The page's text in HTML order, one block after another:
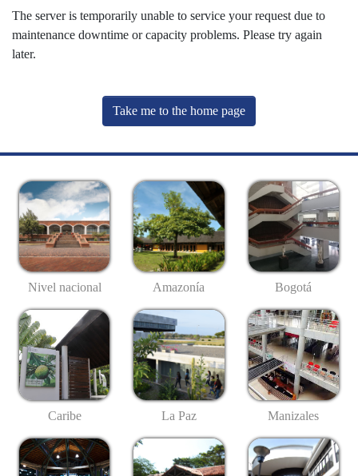
The server is temporarily unable to service your request due to
maintenance downtime or capacity problems. Please try again
later.
Take me to the home page
Nivel nacional Amazonía Bogotá
Caribe La Paz Manizales